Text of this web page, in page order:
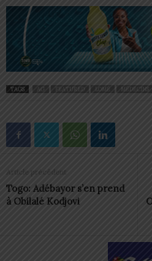
TAGS AG FEATURED LOMÉ MÉDECINS
Article précédent
Togo: Adébayor s’en prend
à Obilalé Kodjovi